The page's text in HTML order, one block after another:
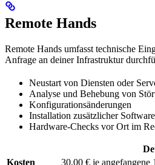
Remote Hands
Remote Hands umfasst technische
Anfrage an deiner Infrastruktur
Neustart von Diensten oder
Analyse und Behebung von
Konfigurationsänderungen
Installation zusätzlicher
Hardware-Checks vor Ort im
Kosten
30,00 € je